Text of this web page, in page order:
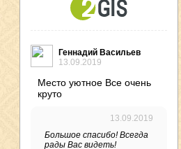
Геннадий Васильев
13.09.2019
Место уютное Все очень
круто
13.09.2019
Большое спасибо! Всегда
рады Вас видеть!